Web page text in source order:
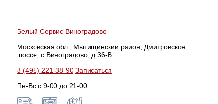
Белый Сервис Виноградово
Московская обл., Мытищинский район, Дмитровское
шоссе, с.Виноградово, д.36-В
8 (495) 221-38-90 Записаться
Пн-Вс с 9-00 до 21-00